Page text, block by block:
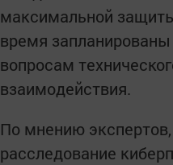
максимальной
время
вопросам
взаимодействия.
По мнению экспертов,
расследование